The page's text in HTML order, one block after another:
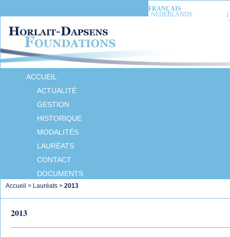
FRANÇAIS
NEDERLANDS
ACCUEIL
ACTUALITÉ
GESTION
HISTORIQUE
MODALITÉS
LAURÉATS
CONTACT
DOCUMENTS
Accueil > Lauréats > 2013
2013